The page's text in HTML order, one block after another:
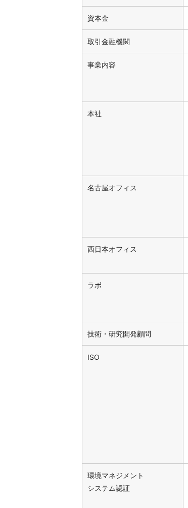
資本金
取引金融機関
事業内容
本社
名古屋オフィス
西日本オフィス
ラボ
技術・研究開発顧問
ISO
環境マネジメント
システム認証